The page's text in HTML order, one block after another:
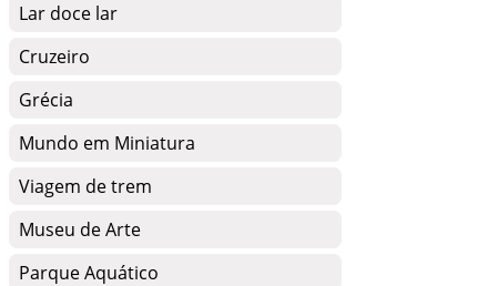
Lar doce lar
Cruzeiro
Grécia
Mundo em Miniatura
Viagem de trem
Museu de Arte
Parque Aquático